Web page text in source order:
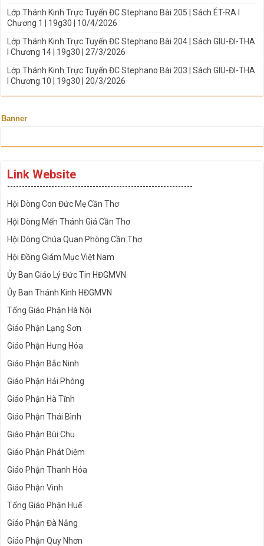
Lớp Thánh Kinh Trực Tuyến ĐC Stephano Bài 205 | Sách ÉT-RA I
Chương 1 | 19g30 | 10/4/2026
Lớp Thánh Kinh Trực Tuyến ĐC Stephano Bài 204 | Sách GIU-ĐI-THA
I Chương 14 | 19g30 | 27/3/2026
Lớp Thánh Kinh Trực Tuyến ĐC Stephano Bài 203 | Sách GIU-ĐI-THA
I Chương 10 | 19g30 | 20/3/2026
Banner
Link Website
---------------------------------------------------------------
Hội Dòng Con Đức Mẹ Cần Thơ
Hội Dòng Mến Thánh Giá Cần Thơ
Hội Dòng Chúa Quan Phòng Cần Thơ
Hội Đồng Giám Mục Việt Nam
Ủy Ban Giáo Lý Đức Tin HĐGMVN
Ủy Ban Thánh Kinh HĐGMVN
Tổng Giáo Phận Hà Nội
Giáo Phận Lạng Sơn
Giáo Phận Hưng Hóa
Giáo Phận Bắc Ninh
Giáo Phận Hải Phòng
Giáo Phận Hà Tĩnh
Giáo Phận Thái Bình
Giáo Phận Bùi Chu
Giáo Phận Phát Diệm
Giáo Phận Thanh Hóa
Giáo Phận Vinh
Tổng Giáo Phận Huế
Giáo Phận Đà Nẵng
Giáo Phận Quy Nhơn